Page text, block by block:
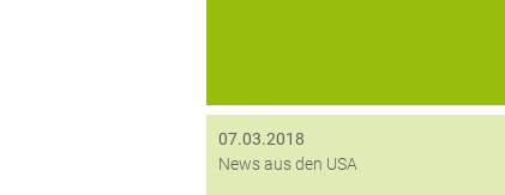
07.03.2018
News aus den USA